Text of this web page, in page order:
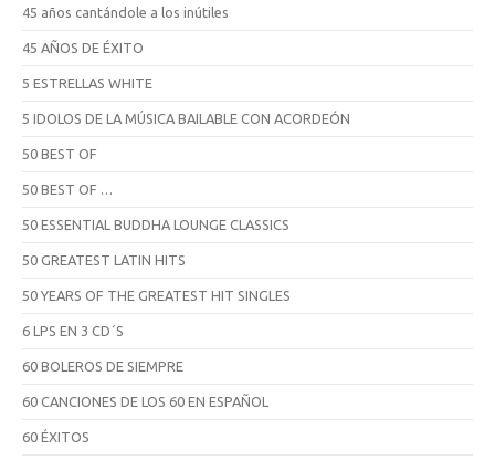
45 años cantándole a los inútiles
45 AÑOS DE ÉXITO
5 ESTRELLAS WHITE
5 IDOLOS DE LA MÚSICA BAILABLE CON ACORDEÓN
50 BEST OF
50 BEST OF …
50 ESSENTIAL BUDDHA LOUNGE CLASSICS
50 GREATEST LATIN HITS
50 YEARS OF THE GREATEST HIT SINGLES
6 LPS EN 3 CD´S
60 BOLEROS DE SIEMPRE
60 CANCIONES DE LOS 60 EN ESPAÑOL
60 ÉXITOS